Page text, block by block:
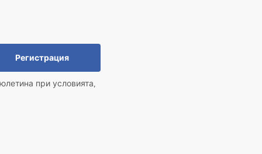
Регистрация
при условията,